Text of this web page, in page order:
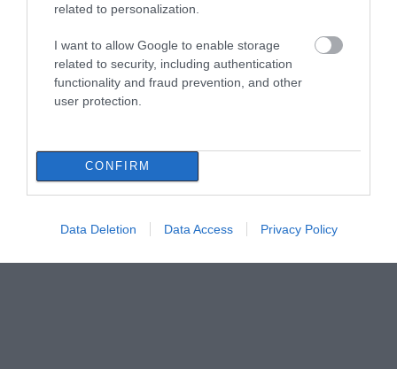
related to personalization.
I want to allow Google to enable storage
related to security, including authentication
functionality and fraud prevention, and other
user protection.
CONFIRM
Data Deletion Data Access Privacy Policy
Πώς θα πληρωθούν όσοι δουλέψουν στις
15 Αυγούστου
07.08.2026 | 12:30
στην Εύβοια
07.08.2026 | 12:15
Αυτές είναι οι επικίνδυνες εβδομάδες
Όλες οι τελευταίες ειδήσεις